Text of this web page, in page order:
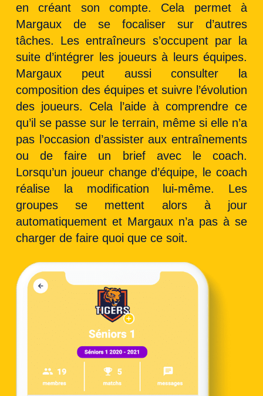
en créant son compte. Cela permet à
Margaux de se focaliser sur d’autres
tâches. Les entraîneurs s’occupent par la
suite d’intégrer les joueurs à leurs équipes.
Margaux peut aussi consulter la
composition des équipes et suivre l’évolution
des joueurs. Cela l’aide à comprendre ce
qu’il se passe sur le terrain, même si elle n’a
pas l’occasion d’assister aux entraînements
ou de faire un brief avec le coach.
Lorsqu’un joueur change d’équipe, le coach
réalise la modification lui-même. Les
groupes se mettent alors à jour
automatiquement et Margaux n’a pas à se
charger de faire quoi que ce soit.